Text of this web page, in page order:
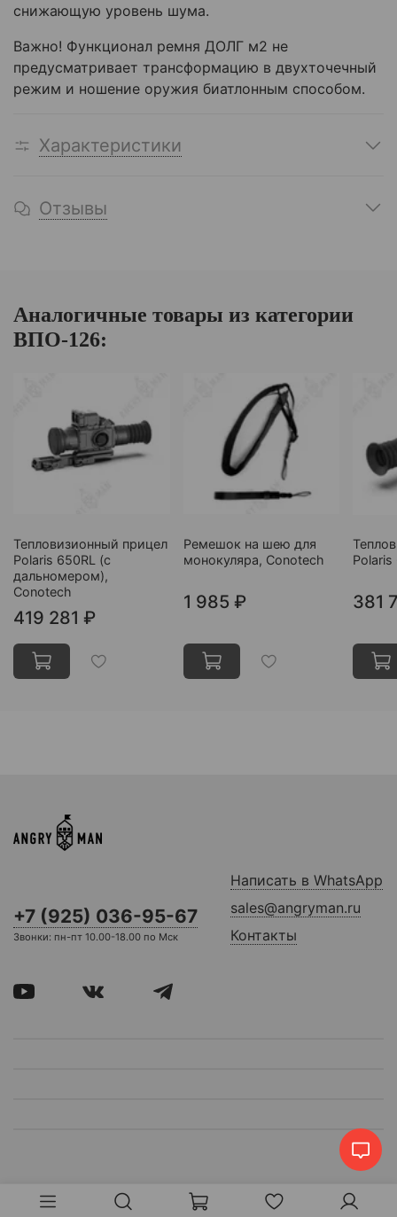
снижающую уровень шума.
Важно! Функционал ремня ДОЛГ м2 не
предусматривает трансформацию в двухточечный
режим и ношение оружия биатлонным способом.
Характеристики
Отзывы
Аналогичные товары из категории
ВПО-126:
Тепловизионный прицел
Polaris 650RL (c
дальномером),
Conotech
419 281 ₽
Ремешок на шею для
монокуляра, Conotech
1 985 ₽ 381
+7 (925) 036-95-67
Звонки: пн-пт 10.00-18.00 по Мск
Написать в WhatsApp
sales@angryman.ru
Контакты